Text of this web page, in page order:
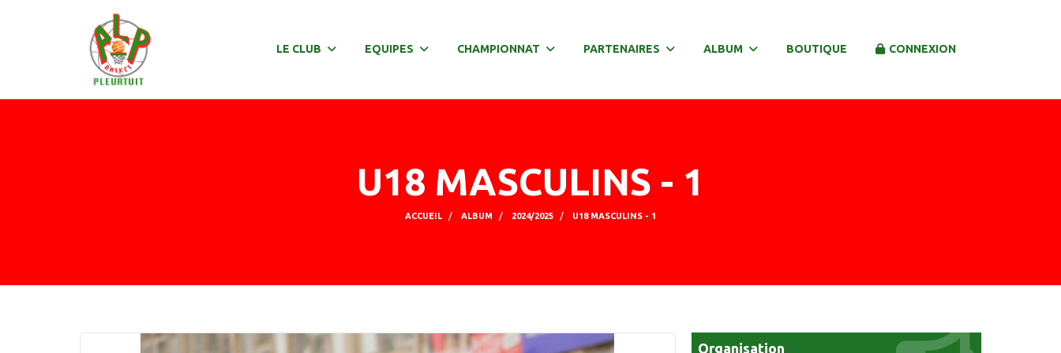
LE CLUB EQUIPES CHAMPIONNAT PARTENAIRES ALBUM BOUTIQUE CONNEXION
U18 MASCULINS - 1
ACCUEIL ALBUM 2024/2025 U18 MASCULINS - 1
Organisation